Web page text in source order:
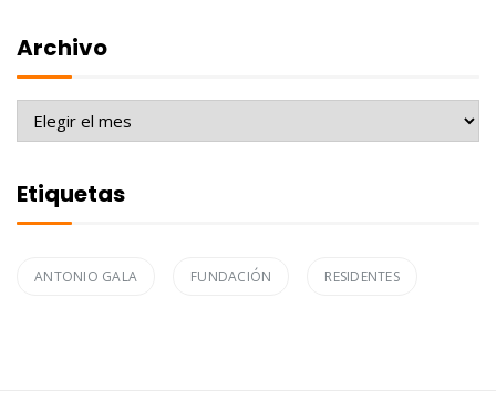
Archivo
Archivo
Etiquetas
ANTONIO GALA FUNDACIÓN RESIDENTES